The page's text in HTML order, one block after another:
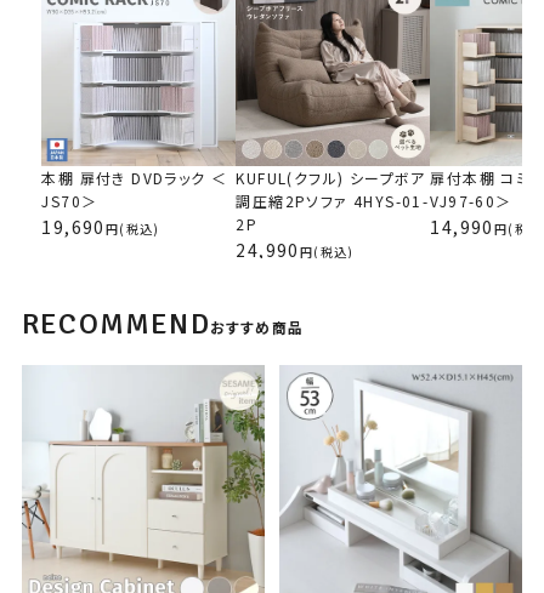
本棚 扉付き DVDラック ＜
JS70＞
19,690 (税込)
KUFUL(クフル) シープボア
調圧縮2Pソファ 4HYS-01-
2P
24,990 (税込)
扉付本棚 コミ
VJ97-60＞
14,990 (税
LUFFY（ラフィ）118cm幅
レンジボード 【完成品】 ＜
LUK80-120L＞
34,990 (税込)
neine(ネイン) 伸縮レンジ
台 NIN85-95L
21,990 (税込)
LUFFY（ラフ
ウンタータイプ
LU80-90L＞
19,990 (税
本棚 扉付き DVDラック ＜
JS70＞
19,690 (税込)
扉付本棚 コミックラック＜
VJ97-60＞
14,990 (税込)
扉付本棚 コミ
VJ97-90＞
22,990
alla(アラ) テレビ台 ローボ
ード 幅150cm AL35-150
L
16,990 (税込)
VREND(ブレンド) テレビ台
ローボード 90cm幅＜VR4
5-90L＞
13,990 (税込)
テレビ台 ロー
0cm ＜HELM/
L＞
22,900 (税
KILIGS(キリグス) センター
テーブル KL38-90CT
15,900 (税込)
アンリ デスクドレッサー AN
K70-80D【完成品タイプ】
27,990 (税込)
アンリ デスクドレッサー AN
70-80D
21,900 (税込)
伸縮デスクド
0-80D
26,990
Kafi(カフィ) 伸長ダイニン
グテーブル 626EXDT
22,990 (税込)
Kafi(カフィ) ダイニングセ
ット 5点セット
34,990 (税込)
LAFIKA(ラフィ
グテーブル 長
20DT-S
12,990 (税
KUFUL(クフル) シープボア
調圧縮2Pソファ 4HYS-01-
2P
24,990 (税込)
KUFUL(クフル) シープボア
調圧縮1Pソファ 4HYS-01-
14,990 (税込)
カウチソファ
37,990
RECOMMENDおすすめ商品